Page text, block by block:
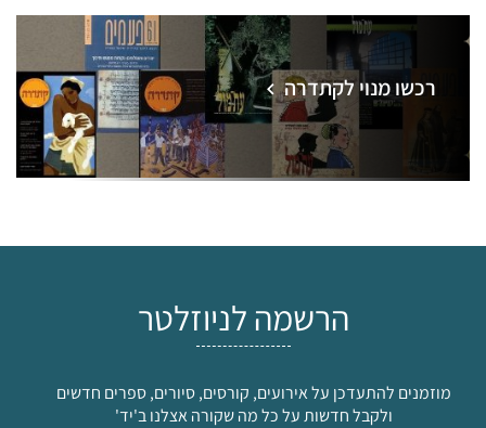
רכשו מנוי לקתדרה
הרשמה לניוזלטר
מוזמנים להתעדכן על אירועים, קורסים, סיורים, ספרים חדשים
ולקבל חדשות על כל מה שקורה אצלנו ב'יד'